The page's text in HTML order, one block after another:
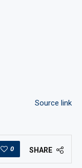
Source link
SHARE
0